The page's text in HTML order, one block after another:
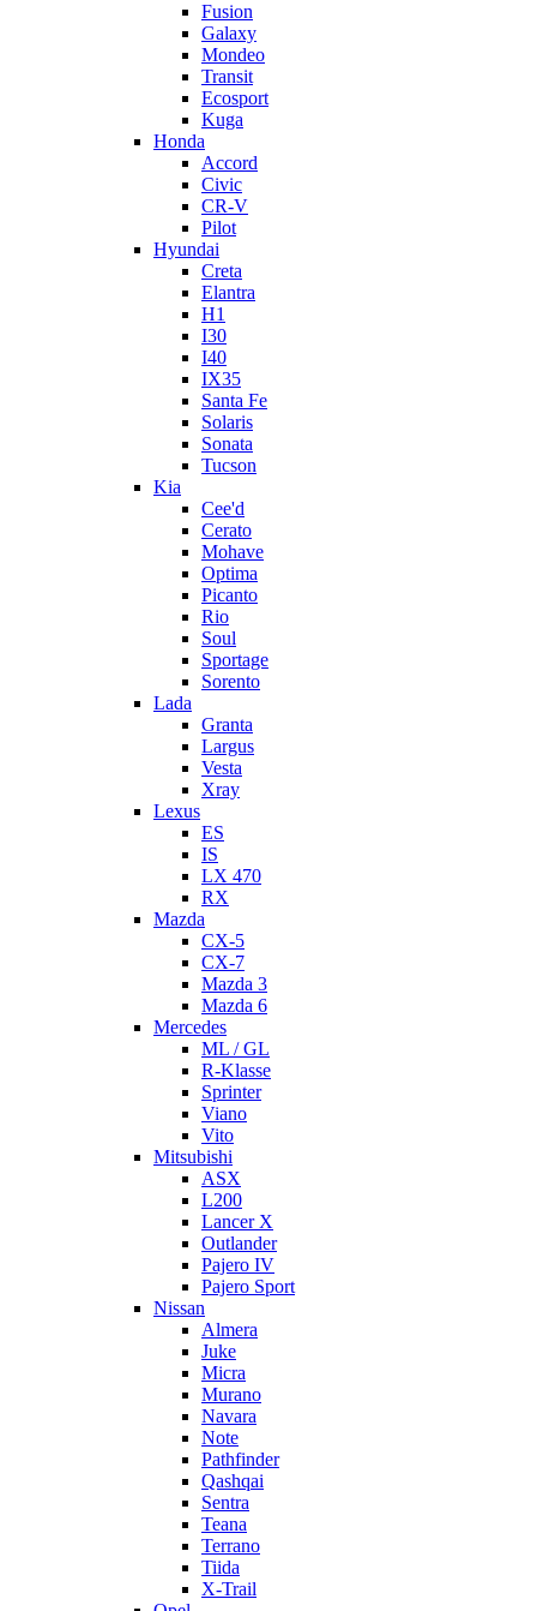
Fusion
Galaxy
Mondeo
Transit
Ecosport
Kuga
Honda
Accord
Civic
CR-V
Pilot
Hyundai
Creta
Elantra
H1
I30
I40
IX35
Santa Fe
Solaris
Sonata
Tucson
Kia
Cee'd
Cerato
Mohave
Optima
Picanto
Rio
Soul
Sportage
Sorento
Lada
Granta
Largus
Vesta
Xray
Lexus
ES
IS
LX 470
RX
Mazda
CX-5
CX-7
Mazda 3
Mazda 6
Mercedes
ML / GL
R-Klasse
Sprinter
Viano
Vito
Mitsubishi
ASX
L200
Lancer X
Outlander
Pajero IV
Pajero Sport
Nissan
Almera
Juke
Micra
Murano
Navara
Note
Pathfinder
Qashqai
Sentra
Teana
Terrano
Tiida
X-Trail